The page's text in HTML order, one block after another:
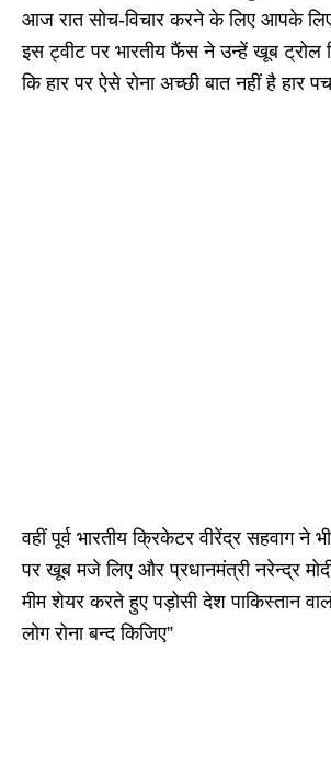
आज रात सोच-विचार करने के लिए आपके
इस ट्वीट पर भारतीय फैंस ने उन्हें खूब ट्रोल
कि हार पर ऐसे रोना अच्छी बात नहीं है हार
वहीं पूर्व भारतीय क्रिकेटर वीरेंद्र सहवाग ने
पर खूब मजे लिए और प्रधानमंत्री नरेन्द्र
मीम शेयर करते हुए पड़ोसी देश पाकिस्तान
लोग रोना बन्द किजिए”